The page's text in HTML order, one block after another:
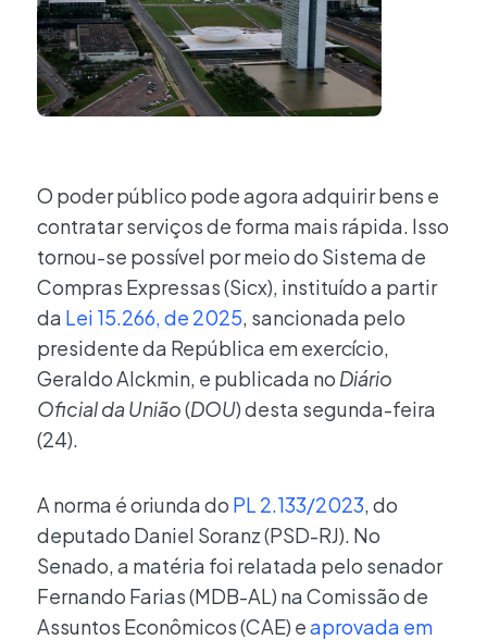
O poder público pode agora adquirir bens e
contratar serviços de forma mais rápida. Isso
tornou-se possível por meio do Sistema de
Compras Expressas (Sicx), instituído a partir
da Lei 15.266, de 2025, sancionada pelo
presidente da República em exercício,
Geraldo Alckmin, e publicada no Diário
Oficial da União(DOU) desta segunda-feira
(24).
A norma é oriunda do PL 2.133/2023, do
deputado Daniel Soranz (PSD-RJ). No
Senado, a matéria foi relatada pelo senador
Fernando Farias (MDB-AL) na Comissão de
Assuntos Econômicos (CAE) eaprovada em